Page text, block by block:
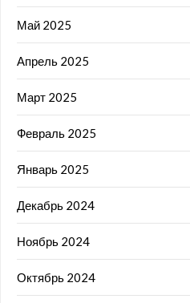
Май 2025
Апрель 2025
Март 2025
Февраль 2025
Январь 2025
Декабрь 2024
Ноябрь 2024
Октябрь 2024